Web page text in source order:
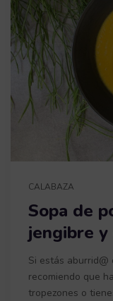
CALABAZA
Sopa de
jengibre y
Si estás
recomiendo que
tropezones o